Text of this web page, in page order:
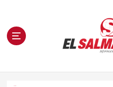
n El